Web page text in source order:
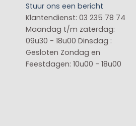
Stuur ons een bericht
Klantendienst: 03 235 78 74
Maandag t/m zaterdag:
09u30 - 18u00 Dinsdag :
Gesloten Zondag en
Feestdagen: 10u00 - 18u00